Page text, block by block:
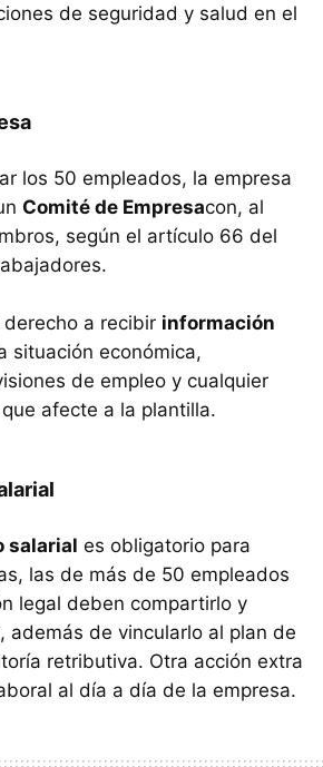
de seguridad y salud en el
los 50 empleados, la empresa
Comité de Empresacon, al
según el artículo 66 del
a recibir información
situación económica,
de empleo y cualquier
afecte a la plantilla.
salarial es obligatorio para
las de más de 50 empleados
legal deben compartirlo y
además de vincularlo al plan de
retributiva. Otra acción extra
al día a día de la empresa.